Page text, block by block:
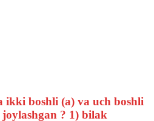
ikki boshli (a) va uch boshli
? 1) bilak